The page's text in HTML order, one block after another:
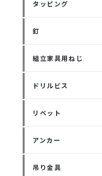
タッピング
釘
組立家具用ねじ
ドリルビス
リベット
アンカー
吊り金具